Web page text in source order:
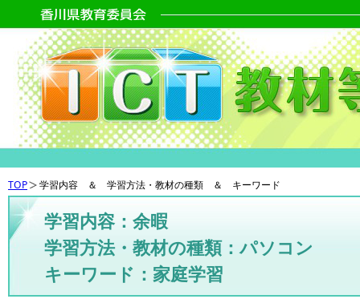
TOP 学習内容 ＆ 学習方法・教材の種類 ＆ キーワード
学習内容：余暇
学習方法・教材の種類：パソコン
キーワード：家庭学習